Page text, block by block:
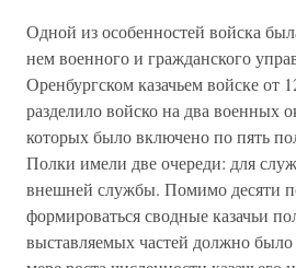
Одной из особенностей войска
нем военного и гражданского
Оренбургском казачьем войске от
разделило войско на два военных
которых было включено по пять
Полки имели две очереди: для
внешней службы. Помимо десяти
формироваться сводные казачьи
выставляемых частей должно было